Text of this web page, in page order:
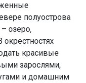
полуострова
озеро,
красивые
зарослями,
и домашним